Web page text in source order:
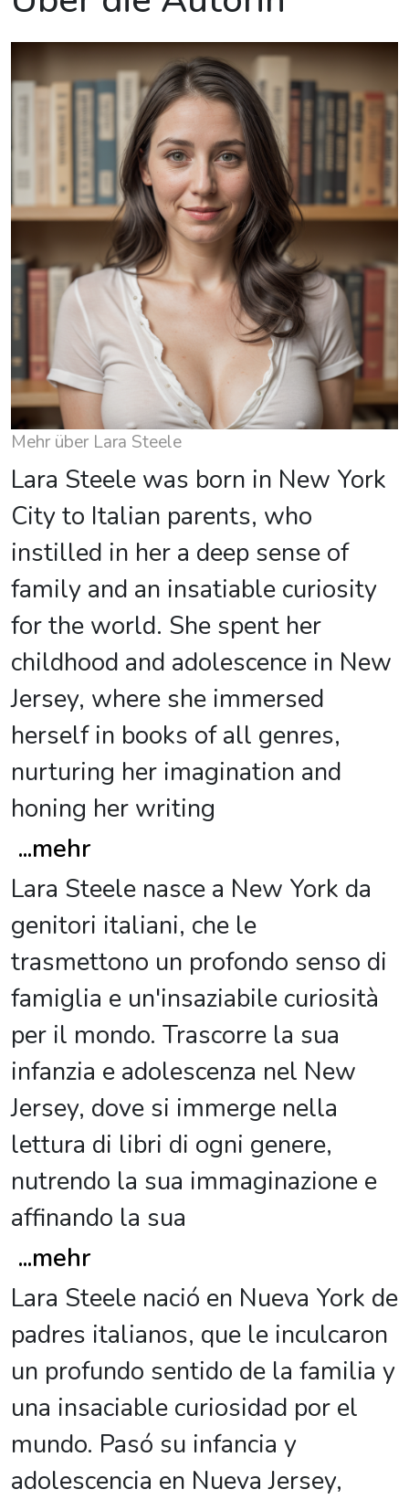
Mehr über Lara Steele
Lara Steele was born in New York
City to Italian parents, who
instilled in her a deep sense of
family and an insatiable curiosity
for the world. She spent her
childhood and adolescence in New
Jersey, where she immersed
herself in books of all genres,
nurturing her imagination and
honing her writing
...mehr
Lara Steele nasce a New York da
genitori italiani, che le
trasmettono un profondo senso di
famiglia e un'insaziabile curiosità
per il mondo. Trascorre la sua
infanzia e adolescenza nel New
Jersey, dove si immerge nella
lettura di libri di ogni genere,
nutrendo la sua immaginazione e
affinando la sua
...mehr
Lara Steele nació en Nueva York de
padres italianos, que le inculcaron
un profundo sentido de la familia y
una insaciable curiosidad por el
mundo. Pasó su infancia y
adolescencia en Nueva Jersey,